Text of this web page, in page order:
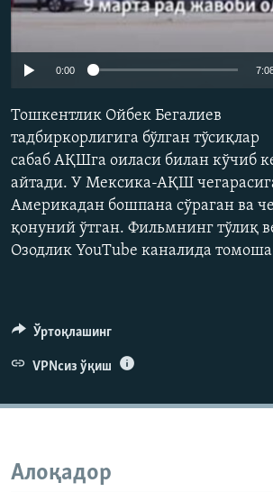
0:00
Тошкентлик Ойбек Бегалиев
тадбиркорлигига бўлган тўсиқлар
сабаб АҚШга оиласи билан кўчиб
айтади. У Мексика-АҚШ
Америкадан бошпана сўраган ва
қонуний ўтган. Фильмнинг тўлиқ
Озодлик YouTube каналида
Ўртоқлашинг
VPNсиз ўқиш
Алоқадор